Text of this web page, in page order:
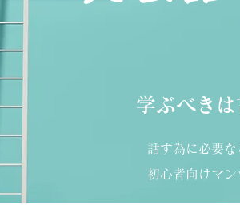
学ぶべき
話す為に必要
初心者向けマ